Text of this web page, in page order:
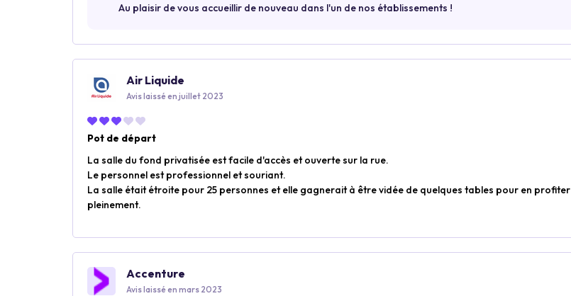
Au plaisir de vous accueillir de nouveau dans l'un de nos établissements !
Air Liquide
Avis laissé en juillet 2023
Pot de départ
La salle du fond privatisée est facile d'accès et ouverte sur la rue.
Le personnel est professionnel et souriant.
La salle était étroite pour 25 personnes et elle gagnerait à être vidée de quelques tables pour en profiter
pleinement.
Accenture
Avis laissé en mars 2023